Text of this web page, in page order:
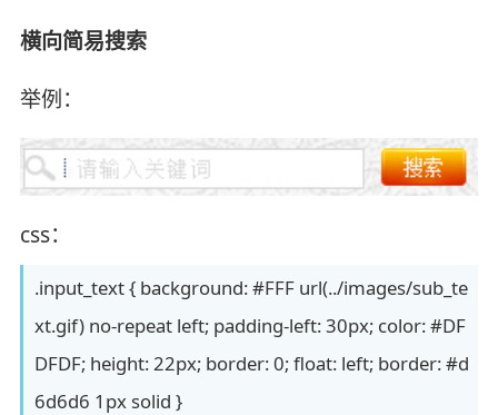
横向简易搜索
举例：
css：
.input_text { background: #FFF url(../images/sub_te
xt.gif) no-repeat left; padding-left: 30px; color: #DF
DFDF; height: 22px; border: 0; float: left; border: #d
6d6d6 1px solid }